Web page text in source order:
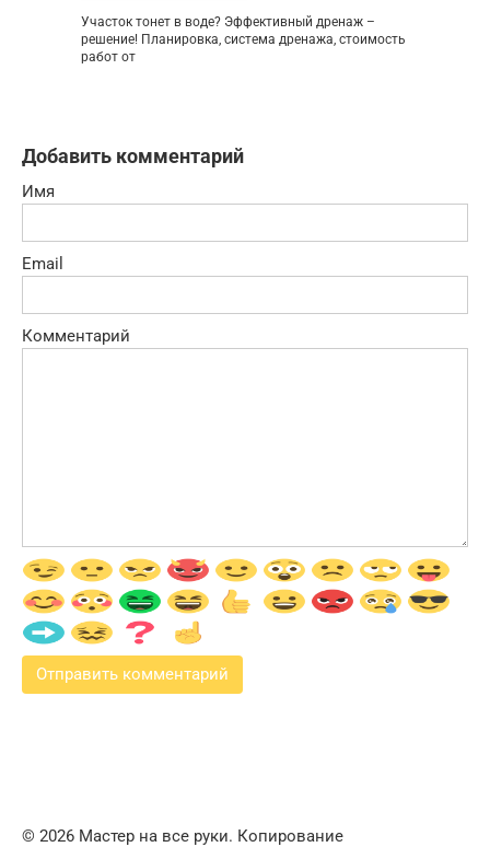
Участок тонет в воде? Эффективный дренаж –
решение! Планировка, система дренажа, стоимость
работ от
Добавить комментарий
Имя
Email
Комментарий
© 2026 Мастер на все руки. Копирование